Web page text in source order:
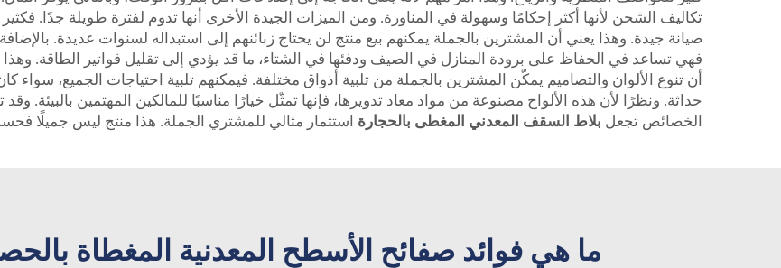
صيانة جيدة. وهذا يعني أن المشترين بالجملة يمكنهم بيع منتج لن يحتاج زبائنهم إلى استبداله لسنوات عديدة.
فهي تساعد في الحفاظ على برودة المنازل في الصيف ودفئها في الشتاء، ما قد يؤدي إلى تقليل فواتير الطاقة. وهذا
أن تنوع الألوان والتصاميم يمكّن المشترين بالجملة من تلبية أذواق مختلفة. فيمكنهم تلبية احتياجات الجميع، سواء
حداثة. ونظرًا لأن هذه الألواح مصنوعة من مواد معاد تدويرها، فإنها تمثّل خيارًا مناسبًا للمالكين المهتمين بالبيئة.
الخصائص تجعل بلاط السقف المعدني المغطى بالحجارة استثمار مثالي للمشتري الجملة. هذا منتج ليس جميلًا
ما هي فوائد صفائح الأسطح المعدنية المغطاة